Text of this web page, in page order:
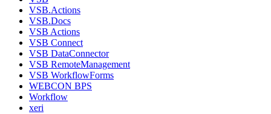
VSB.Actions
VSB.Docs
VSB Actions
VSB Connect
VSB DataConnector
VSB RemoteManagement
VSB WorkflowForms
WEBCON BPS
Workflow
xeri